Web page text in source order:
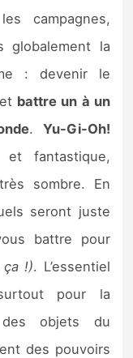
campagnes,
globalement la
: devenir le
battre un à un
. Yu-Gi-Oh!
et fantastique,
sombre. En
seront juste
battre pour
!). L’essentiel
pour la
des objets du
des pouvoirs